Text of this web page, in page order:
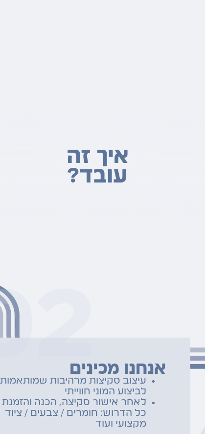
איך זה
עובד?
אנחנו מכינים
עיצוב סקיצות מרהיבות שמותאמות
לביצוע המוני חווייתי
לאחר אישור סקיצה, הכנה והזמנת
כל הדרוש: חומרים / צבעים / ציוד
מקצועי ועוד